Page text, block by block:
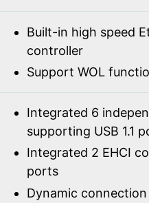
Built-in high speed
controller
Support WOL
Integrated 6
supporting USB 1.1
Integrated 2 EHCI
ports
Dynamic connection